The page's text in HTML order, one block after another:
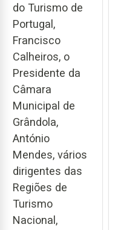
do Turismo de
Portugal,
Francisco
Calheiros, o
Presidente da
Câmara
Municipal de
Grândola,
António
Mendes, vários
dirigentes das
Regiões de
Turismo
Nacional,